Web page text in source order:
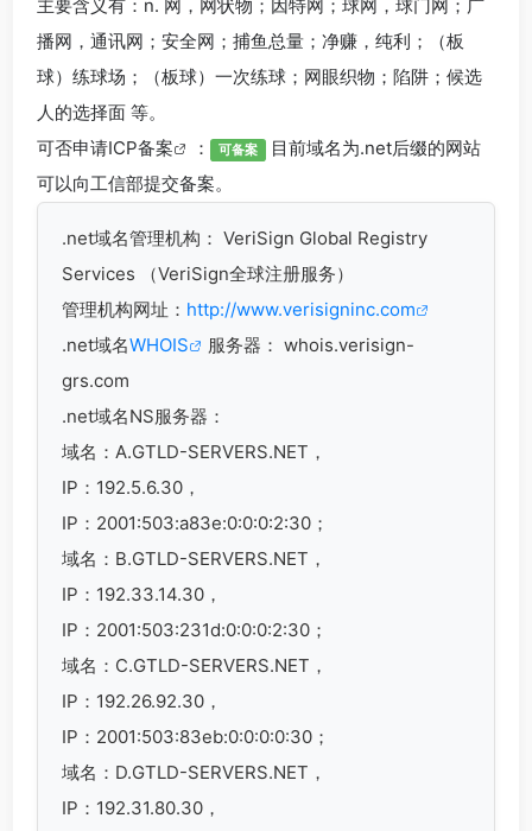
主要含义有：n. 网，网状物；因特网；球网，球门网；广
播网，通讯网；安全网；捕鱼总量；净赚，纯利；（板
球）练球场；（板球）一次练球；网眼织物；陷阱；候选
人的选择面 等。
可否申请ICP备案 ： 可备案 目前域名为.net后缀的网站
可以向工信部提交备案。
.net域名管理机构： VeriSign Global Registry
Services （VeriSign全球注册服务）
管理机构网址： http://www.verisigninc.com
.net域名WHOIS
服务器： whois.verisign-
grs.com
.net域名NS服务器：
域名：A.GTLD-SERVERS.NET，
IP：192.5.6.30，
IP：2001:503:a83e:0:0:0:2:30；
域名：B.GTLD-SERVERS.NET，
IP：192.33.14.30，
IP：2001:503:231d:0:0:0:2:30；
域名：C.GTLD-SERVERS.NET，
IP：192.26.92.30，
IP：2001:503:83eb:0:0:0:0:30；
域名：D.GTLD-SERVERS.NET，
IP：192.31.80.30，